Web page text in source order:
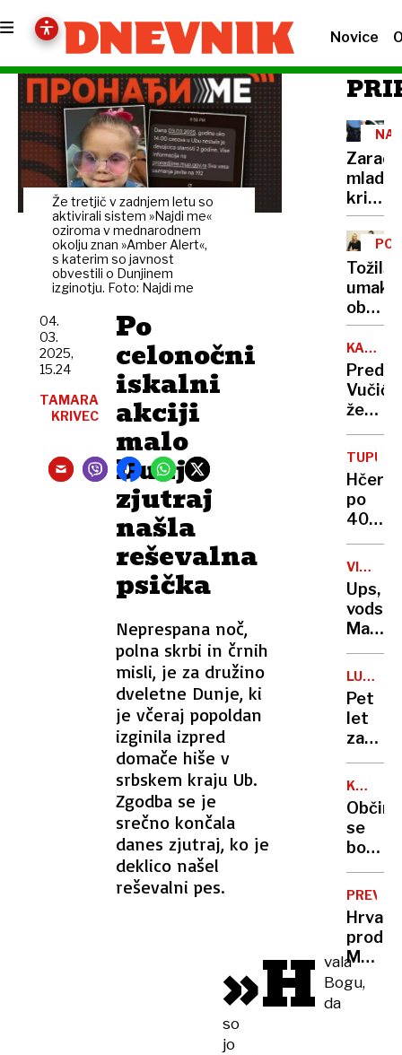
Novice
Že tretjič v zadnjem letu so
aktivirali sistem »Najdi me«
oziroma v mednarodnem
okolju znan »Amber Alert«,
s katerim so javnost
obvestili o Dunjinem
izginotju. Foto: Najdi me
Po
celonočni
iskalni
akciji
malo
Dunjo
zjutraj
našla
reševalna
psička
Neprespana noč,
polna skrbi in črnih
misli, je za družino
dveletne Dunje, ki
je včeraj popoldan
izginila izpred
domače hiše v
srbskem kraju Ub.
Zgodba se je
srečno končala
danes zjutraj, ko je
deklico našel
reševalni pes.
04.
03.
2025,
15.24
TAMARA
KRIVEC
»H vala
Bogu,
da
so
jo
Zaradi
tudi
psov
zoper
Aljo
Brglez
KAOS
V
Vučić
že
objavil
s
ki
naj
bi se
borila
za
Hčeri
po
40
letih
našli
VIŠJE
CENE
Ups,
znova
grdo
LUKA
BOHNEC
Pet
let
za
uboja:
v 20
ga je
KANAL
C0
Občina
se
bo
zaradi
Hrvati
Kako
naše